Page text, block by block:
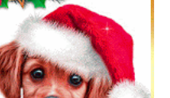
Nuevo Quiriaca